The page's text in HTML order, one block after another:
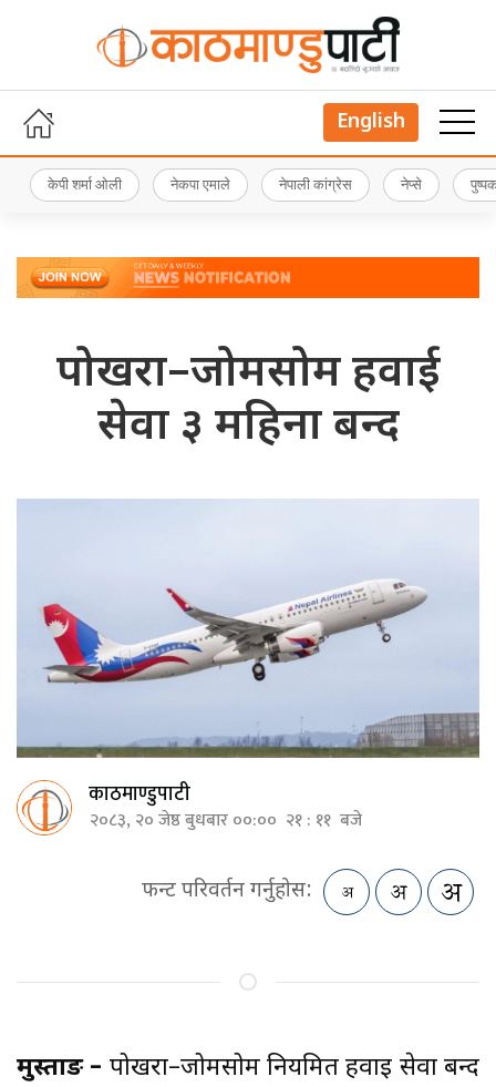
English
केपी शर्मा ओली नेकपा एमाले नेपाली कांग्रेस नेप्से
पोखरा–जोमसोम हवाई
सेवा ३ महिना बन्द
काठमाण्डुपाटी
२०८३, २० जेष्ठ बुधबार ००:०० २१ : ११ बजे
फन्ट परिवर्तन गर्नुहोस:
मुस्ताङ – पोखरा–जोमसोम नियमित हवाई सेवा बन्द